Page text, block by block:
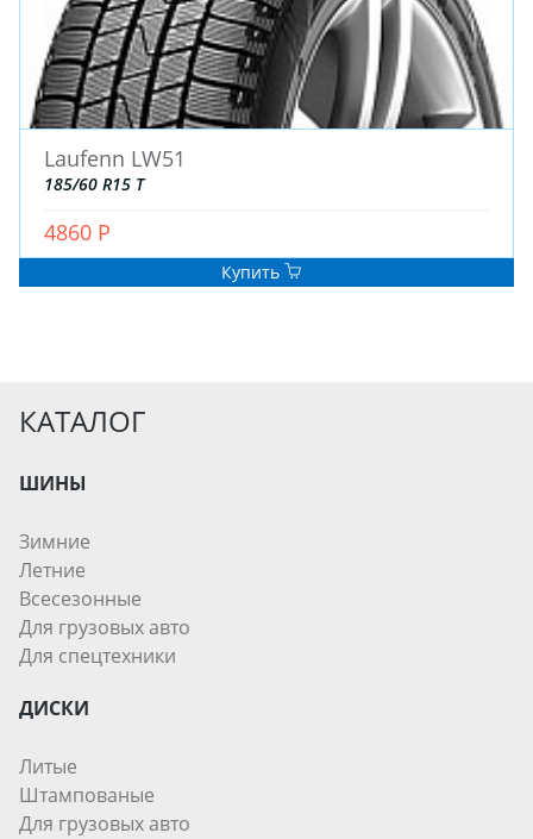
Laufenn LW51
185/60 R15 T
4860 Р
Купить
КАТАЛОГ
ШИНЫ
Зимние
Летние
Всесезонные
Для грузовых авто
Для спецтехники
ДИСКИ
Литые
Штампованые
Для грузовых авто